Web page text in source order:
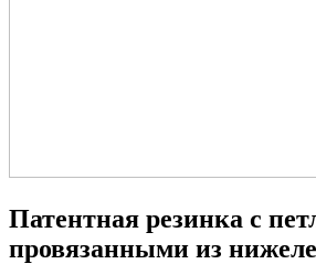
Патентная резинка с
провязанными из